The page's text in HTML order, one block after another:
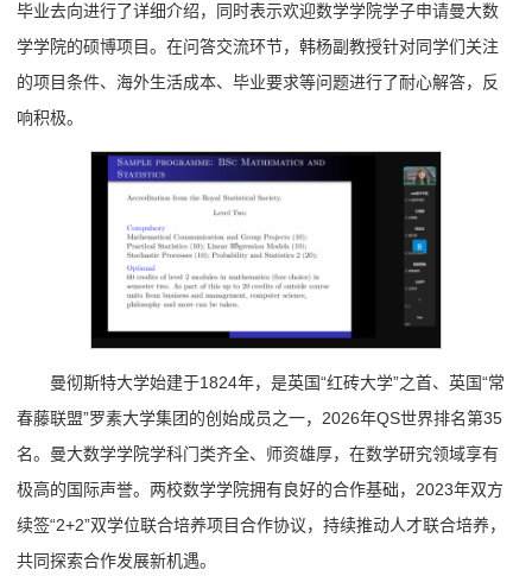
毕业去向进行了详细介绍，同时表示欢迎数学学院学子申请曼大数
学学院的硕博项目。在问答交流环节，韩杨副教授针对同学们关注
的项目条件、海外生活成本、毕业要求等问题进行了耐心解答，反
响积极。
曼彻斯特大学始建于1824年，是英国“红砖大学”之首、英国“常
春藤联盟”罗素大学集团的创始成员之一，2026年QS世界排名第35
名。曼大数学学院学科门类齐全、师资雄厚，在数学研究领域享有
极高的国际声誉。两校数学学院拥有良好的合作基础，2023年双方
续签“2+2”双学位联合培养项目合作协议，持续推动人才联合培养，
共同探索合作发展新机遇。